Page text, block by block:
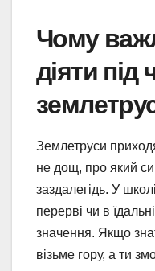
Чому
діяти під
Землетруси
не дощ, про який
заздалегідь. У
перерві чи в
значення. Якщо
візьме гору, а ти